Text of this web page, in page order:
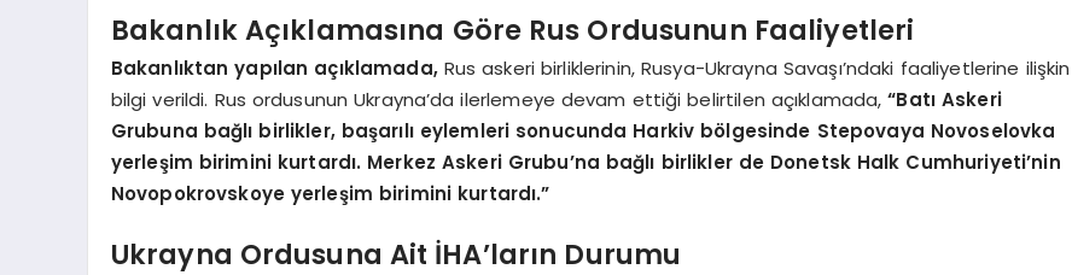
Bakanlık Açıklamasına Göre Rus Ordusunun Faaliyetleri
Bakanlıktan yapılan açıklamada,Rus askeri birliklerinin, Rusya-Ukrayna Savaşı’ndaki faaliyetlerine ilişkin
bilgi verildi. Rus ordusunun Ukrayna’da ilerlemeye devam ettiği belirtilen açıklamada,“Batı Askeri
Grubuna bağlı birlikler, başarılı eylemleri sonucunda Harkiv bölgesinde Stepovaya Novoselovka
yerleşim birimini kurtardı. Merkez Askeri Grubu’na bağlı birlikler de Donetsk Halk Cumhuriyeti’nin
Novopokrovskoye yerleşim birimini kurtardı.”
Ukrayna Ordusuna Ait İHA’ların Durumu